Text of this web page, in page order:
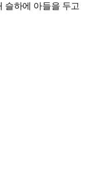
슬하에 아들을 두고